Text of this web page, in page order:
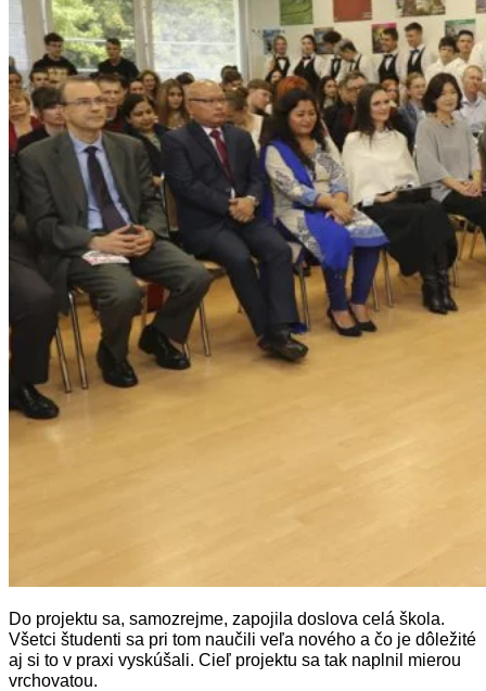
Do projektu sa, samozrejme, zapojila doslova celá škola.
Všetci študenti sa pri tom naučili veľa nového a čo je dôležité
aj si to v praxi vyskúšali. Cieľ projektu sa tak naplnil mierou
vrchovatou.